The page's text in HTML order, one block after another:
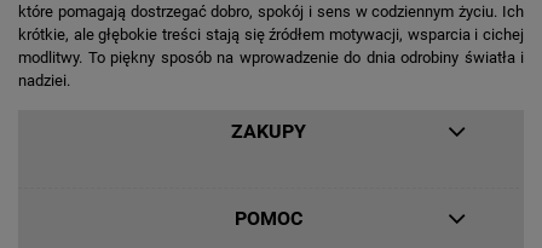
które pomagają dostrzegać dobro, spokój i sens w codziennym życiu. Ich
krótkie, ale głębokie treści stają się źródłem motywacji, wsparcia i cichej
modlitwy. To piękny sposób na wprowadzenie do dnia odrobiny światła i
nadziei.
ZAKUPY
POMOC